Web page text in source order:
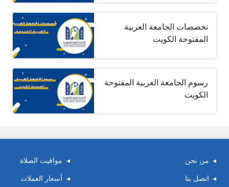
تخصصات الجامعة العربية
المفتوحة الكويت
رسوم الجامعة العربية المفتوحة
الكويت
من نحن
اتصل بنا
مواقيت الصلاة
أسعار العملات